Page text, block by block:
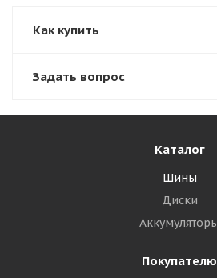
Как купить
Задать вопрос
Каталог
Шины
Диски
Покупателю